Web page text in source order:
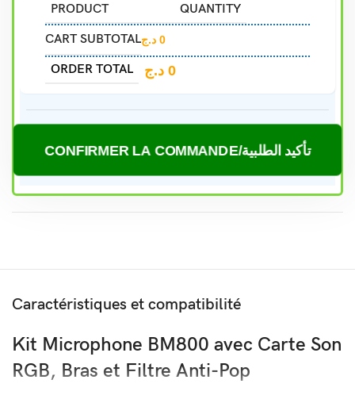
PRODUCT
QUANTITY
CART SUBTOTAL
0 د.ج
ORDER TOTAL 0 د.ج
CONFIRMER LA COMMANDE/تأكيد الطلبية
Caractéristiques et compatibilité
Kit Microphone BM800 avec Carte Son
RGB, Bras et Filtre Anti-Pop